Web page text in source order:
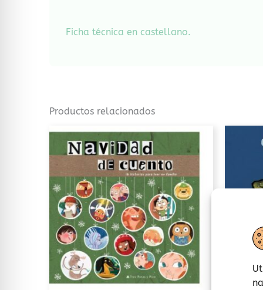
Ficha técnica en castellano.
Productos relacionados